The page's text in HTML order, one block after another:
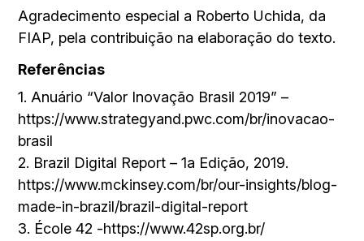
Agradecimento especial a Roberto Uchida, da
FIAP, pela contribuição na elaboração do texto.
Referências
1. Anuário “Valor Inovação Brasil 2019” –
https://www.strategyand.pwc.com/br/inovacao-
brasil
2. Brazil Digital Report – 1a Edição, 2019.
https://www.mckinsey.com/br/our-insights/blog-
made-in-brazil/brazil-digital-report
3. École 42 -https://www.42sp.org.br/